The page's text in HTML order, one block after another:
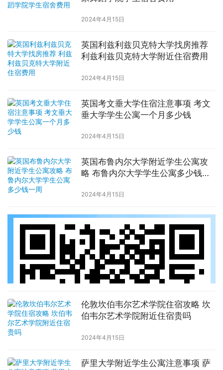
2024年4月15日
英国利兹利兹贝克特大学找房推荐
利兹利兹贝克特大学附近住宿费用
2024年4月15日
英国考文垂大学住宿注意事项 考文
垂大学学生公寓一个月多少钱
2024年4月15日
英国布鲁内尔大学附近学生公寓攻
略 布鲁内尔大学学生公寓多少钱一
2024年4月15日
伦敦坎伯韦尔艺术学院住宿攻略 坎
伯韦尔艺术学院附近住宿贵吗
2024年4月15日
萨里大学附近学生公寓注意事项 萨